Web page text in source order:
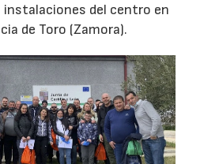
instalaciones del centro en
de Toro (Zamora).